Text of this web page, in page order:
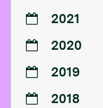
2021
2020
2019
2018